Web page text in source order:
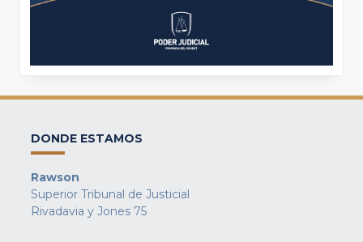
DONDE ESTAMOS
Rawson
Superior Tribunal de Justicial
Rivadavia y Jones 75